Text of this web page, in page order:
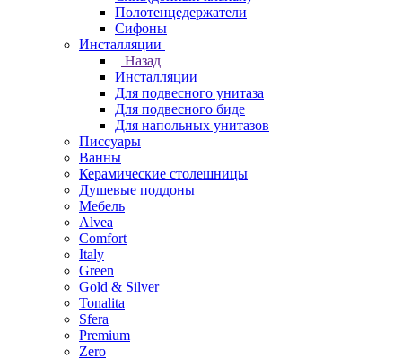
Полотенцедержатели
Сифоны
Инсталляции
Назад
Инсталляции
Для подвесного унитаза
Для подвесного биде
Для напольных унитазов
Писсуары
Ванны
Керамические столешницы
Душевые поддоны
Мебель
Alvea
Comfort
Italy
Green
Gold & Silver
Tonalita
Sfera
Premium
Zero